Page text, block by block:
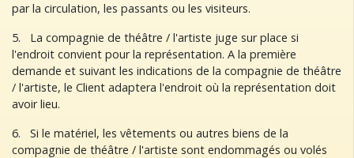
par la circulation, les passants ou les visiteurs.
5. La compagnie de théâtre / l'artiste juge sur place si
l'endroit convient pour la représentation. A la première
demande et suivant les indications de la compagnie de théâtre
/ l'artiste, le Client adaptera l'endroit où la représentation doit
avoir lieu.
6. Si le matériel, les vêtements ou autres biens de la
compagnie de théâtre / l'artiste sont endommagés ou volés